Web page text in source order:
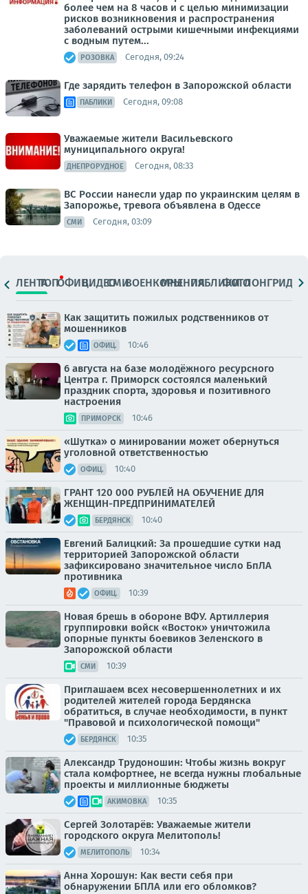
более чем на 8 часов и с целью минимизации
рисков возникновения и распространения
заболеваний острыми кишечными инфекциями
с водным путем...
РОЗОВКА Сегодня, 09:24
Где зарядить телефон в Запорожской области
ПАБЛИКИ Сегодня, 09:08
Уважаемые жители Васильевского
муниципального округа!
ДНЕПРОРУДНОЕ Сегодня, 08:33
ВС России нанесли удар по украинским целям в
Запорожье, тревога объявлена в Одессе
СМИ Сегодня, 03:09
ЛЕНТАТОПОФИЦ.ВИДЕОСМИВОЕНКОРЫМНЕНИЯПАБЛИКИ
ФОТОЛОНГРИДЫ
Как защитить пожилых родственников от
мошенников
ОФИЦ. 10:46
6 августа на базе молодёжного ресурсного
Центра г. Приморск состоялся маленький
праздник спорта, здоровья и позитивного
настроения
ПРИМОРСК 10:46
«Шутка» о минировании может обернуться
уголовной ответственностью
ОФИЦ. 10:40
ГРАНТ 120 000 РУБЛЕЙ НА ОБУЧЕНИЕ ДЛЯ
ЖЕНЩИН-ПРЕДПРИНИМАТЕЛЕЙ
БЕРДЯНСК 10:40
Евгений Балицкий: За прошедшие сутки над
территорией Запорожской области
зафиксировано значительное число БпЛА
противника
ОФИЦ. 10:39
Новая брешь в обороне ВФУ. Артиллерия
группировки войск «Восток» уничтожила
опорные пункты боевиков Зеленского в
Запорожской области
СМИ 10:39
Приглашаем всех несовершеннолетних и их
родителей жителей города Бердянска
обратиться, в случае необходимости, в пункт
"Правовой и психологической помощи"
БЕРДЯНСК 10:35
Александр Трудоношин: Чтобы жизнь вокруг
стала комфортнее, не всегда нужны глобальные
проекты и миллионные бюджеты
АКИМОВКА 10:35
Сергей Золотарёв: Уважаемые жители
городского округа Мелитополь!
МЕЛИТОПОЛЬ 10:34
Анна Хорошун: Как вести себя при
обнаружении БПЛА или его обломков?